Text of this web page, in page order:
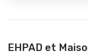
EHPAD et